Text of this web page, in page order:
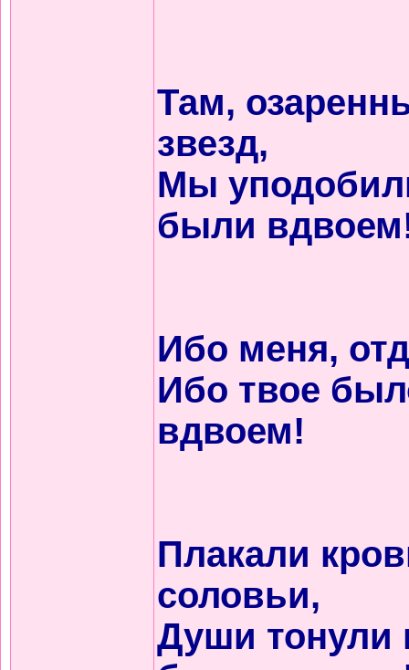
Там,
звезд,
Мы
были
Ибо меня,
Ибо твое
вдвоем!
Плакали
соловьи,
Души тонули